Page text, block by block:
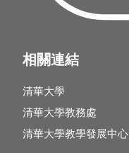
相關連結
清華大學
清華大學教務處
清華大學教學發展中心